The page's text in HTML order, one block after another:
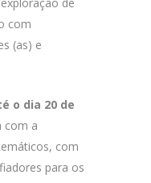
com
(as) e
o dia 20 de
com a
com
para os